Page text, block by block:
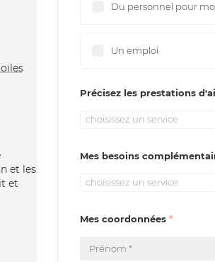
et les
et
Du personnel pour
Un emploi
Précisez les prestations
choisissez un service
Mes besoins
choisissez un service
Mes coordonnées